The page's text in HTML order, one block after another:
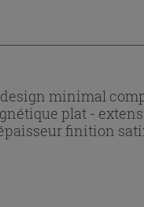
minimal
plat -
finition